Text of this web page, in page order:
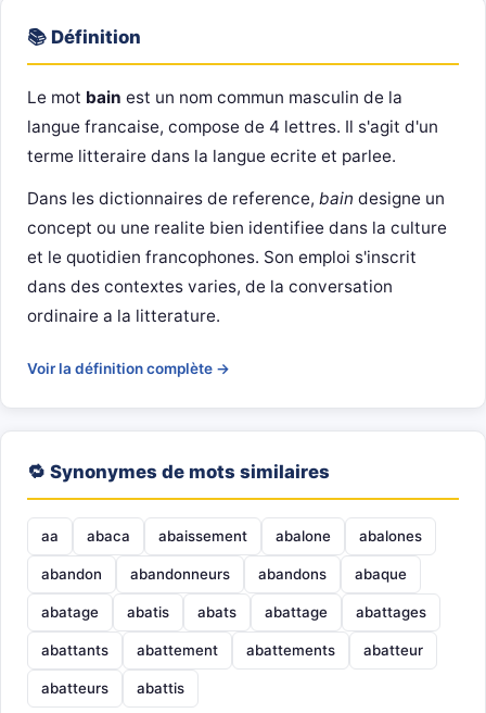
📚 Définition
Le mot bain est un nom commun masculin de la
langue francaise, compose de 4 lettres. Il s'agit d'un
terme litteraire dans la langue ecrite et parlee.
Dans les dictionnaires de reference, bain designe un
concept ou une realite bien identifiee dans la culture
et le quotidien francophones. Son emploi s'inscrit
dans des contextes varies, de la conversation
ordinaire a la litterature.
Voir la définition complète →
🔁 Synonymes de mots similaires
aa abaca abaissement abalone abalones
abandon abandonneurs abandons abaque
abatage abatis abats abattage abattages
abattants abattement abattements abatteur
abatteurs abattis